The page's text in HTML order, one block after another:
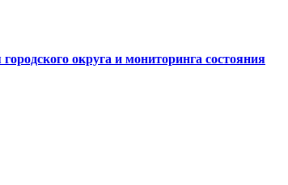
округа и мониторинга состояния